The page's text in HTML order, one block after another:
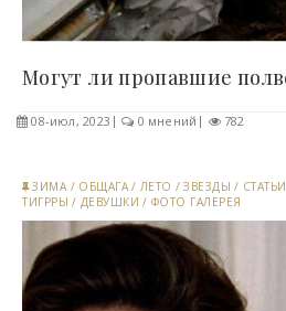
08-июл, 2023 0 мнений 782
ЗИМА / ОБЩАГА / ЛЕТО /ЗВЕЗДЫ / СТАТЬИ
ТИГРРЫ / ДЕВУШКИ / ФОТО ГАЛЕРЕЯ